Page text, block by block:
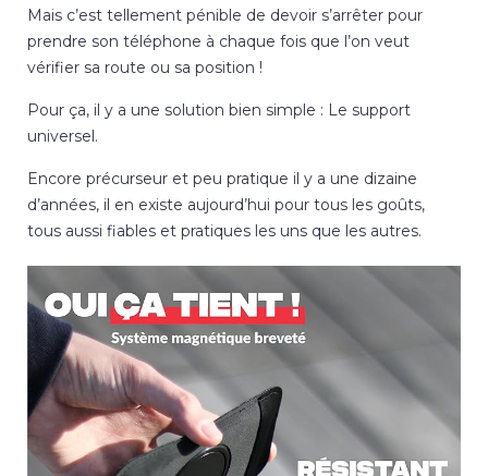
Mais c’est tellement pénible de devoir s’arrêter pour
prendre son téléphone à chaque fois que l’on veut
vérifier sa route ou sa position !
Pour ça, il y a une solution bien simple : Le support
universel.
Encore précurseur et peu pratique il y a une dizaine
d’années, il en existe aujourd’hui pour tous les goûts,
tous aussi fiables et pratiques les uns que les autres.